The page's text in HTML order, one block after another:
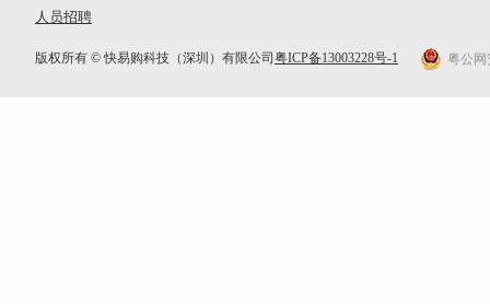
人员招聘
版权所有 © 快易购科技（深圳）有限公司 粤ICP备13003228号-1 粤公网